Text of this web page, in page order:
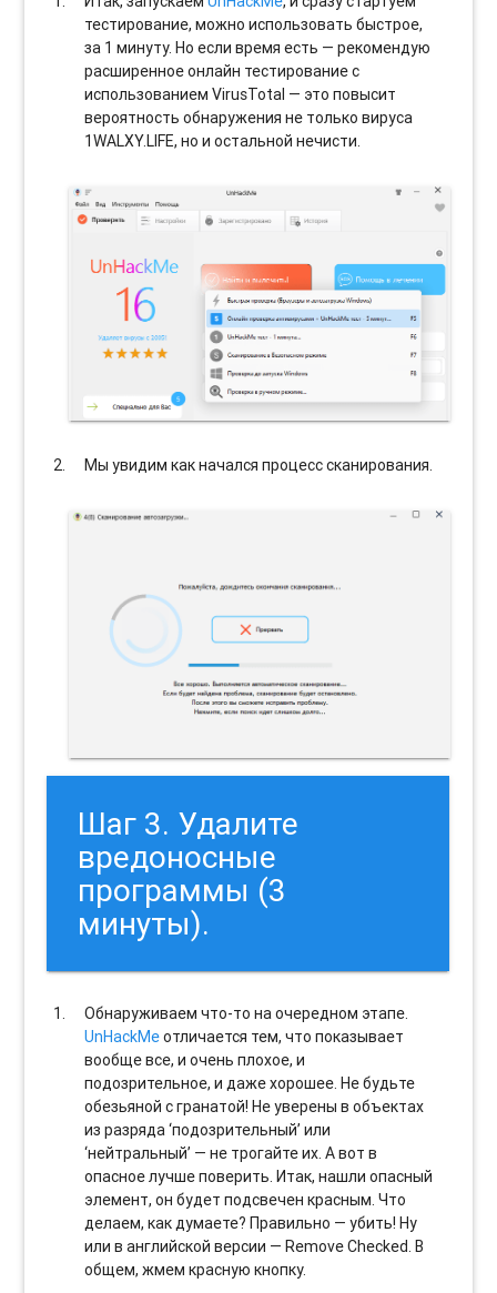
тестирование, можно использовать быстрое,
за 1 минуту. Но если время есть — рекомендую
расширенное онлайн тестирование с
использованием VirusTotal — это повысит
вероятность обнаружения не только вируса
1WALXY.LIFE, но и остальной нечисти.
Мы увидим как начался процесс сканирования.
Шаг 3. Удалите
вредоносные
программы (3
минуты).
Обнаруживаем что-то на очередном этапе.
UnHackMeотличается тем, что показывает
вообще все, и очень плохое, и
подозрительное, и даже хорошее. Не будьте
обезьяной с гранатой! Не уверены в объектах
из разряда ‘подозрительный’ или
‘нейтральный’ — не трогайте их. А вот в
опасное лучше поверить. Итак, нашли опасный
элемент, он будет подсвечен красным. Что
делаем, как думаете? Правильно — убить! Ну
или в английской версии — Remove Checked. В
общем, жмем красную кнопку.